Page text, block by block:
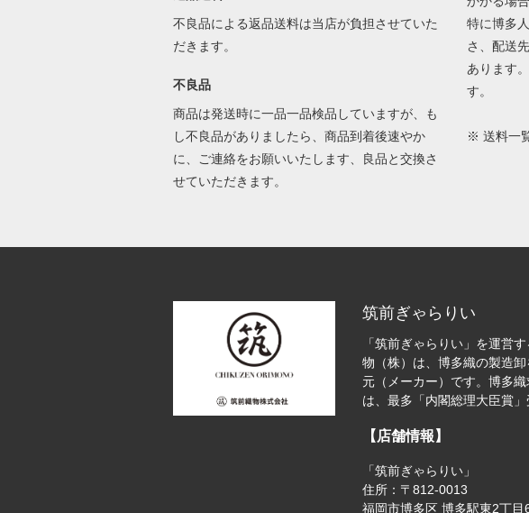
不良品による返品送料は当店が負担させていた
だきます。
不良品
商品は発送時に一品一品検品していますが、も
し不良品がありましたら、商品到着後速やか
に、ご連絡をお願いいたします、良品と交換さ
せていただきます。
特に博多
さ、配送
あります
す。
※送料一
筑前ぎゃらりい
「筑前ぎゃらりい」を運営
物（株）は、博多織の製造
元（メーカー）です。博多
は、最多「内閣総理大臣賞」
【店舗情報】
「筑前ぎゃらりい」
住所：〒812-0013
福岡市博多区 博多駅東2丁目